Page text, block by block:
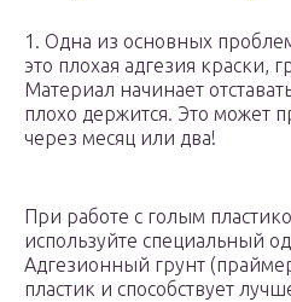
1. Одна из основных
это плохая адгезия краски,
Материал начинает
плохо держится. Это может
через месяц или два!
При работе с голым
используйте специальный
Адгезионный грунт
пластик и способствует